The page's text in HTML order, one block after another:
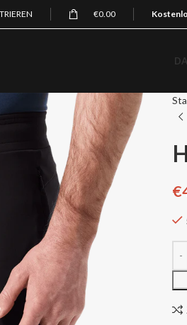
€0.00
€